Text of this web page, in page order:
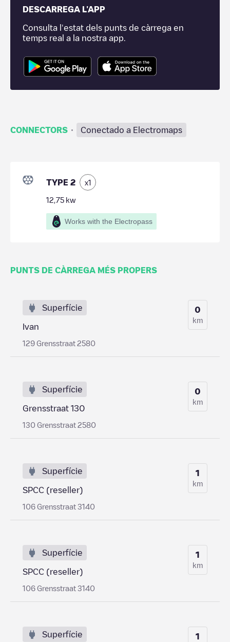
DESCARREGA L'APP
Consulta l'estat dels punts de càrrega en
temps real a la nostra app.
CONNECTORS · Conectado a Electromaps
TYPE 2 x1
12,75 kw
Works with the Electropass
PUNTS DE CÀRREGA MÉS PROPERS
Superfície
Ivan
129 Grensstraat 2580
0
km
Superfície
Grensstraat 130
130 Grensstraat 2580
0
km
Superfície
SPCC (reseller)
106 Grensstraat 3140
1
km
Superfície
SPCC (reseller)
106 Grensstraat 3140
1
km
Superfície 1